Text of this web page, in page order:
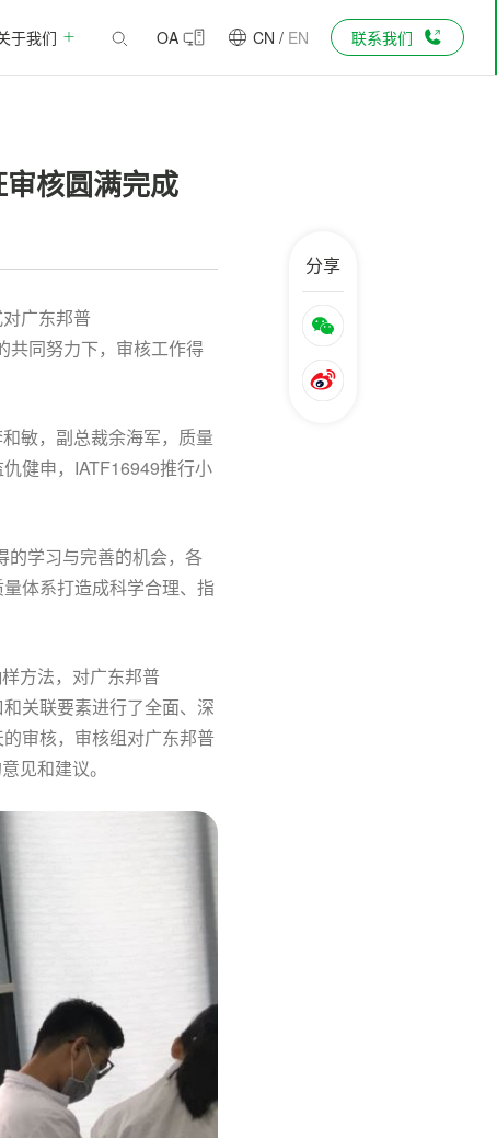
于我们 OA CN / EN 联系我们
核圆满完成
广东邦普
共同努力下，审核工作得
敏，副总裁余海军，质量
健申，IATF16949推行小
的学习与完善的机会，各
体系打造成科学合理、指
方法，对广东邦普
关联要素进行了全面、深
审核，审核组对广东邦普
见和建议。
分享